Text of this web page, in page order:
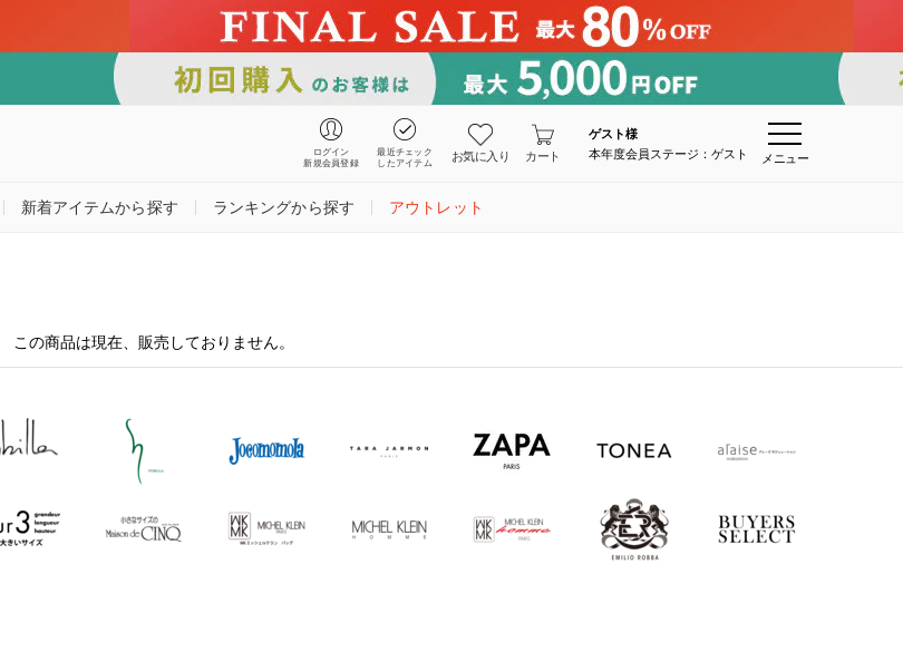
ログイン
新規会員登録
最近チェック
したアイテム
お気に入り カート
ゲスト様
本年度会員ステージ：ゲスト
メニュー
新着アイテムから探す ランキングから探す アウトレット
この商品は現在、販売しておりません。